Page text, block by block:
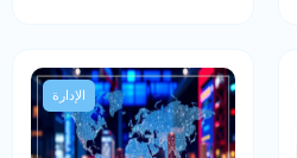
الإدارة